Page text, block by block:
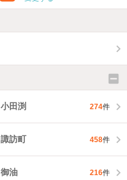
小田渕 274件
諏訪町 458件
御油 216件